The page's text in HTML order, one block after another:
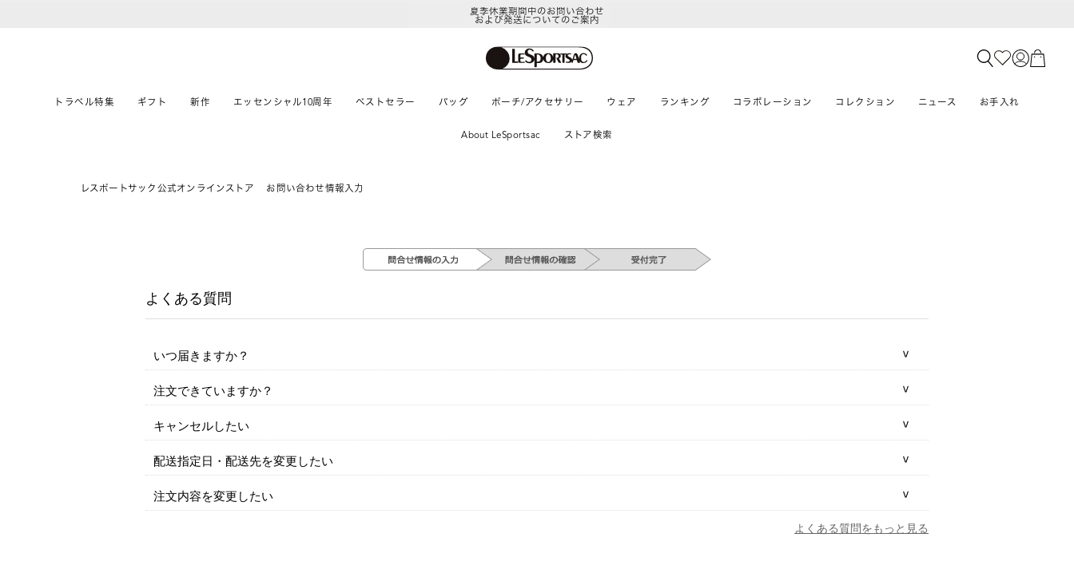
夏季休業期間中のお問い合わせ
および発送についてのご案内
トラベル特集 ギフト 新作 エッセンシャル10周年 ベストセラー バッグ ポーチ/アクセサリー ウェア ランキング コラボレーション コレクション ニュース お手入れ
About LeSportsac ストア検索
レスポートサック公式オンラインストア お問い合わせ情報入力
よくある質問
いつ届きますか？
注文できていますか？
キャンセルしたい
配送指定日・配送先を変更したい
注文内容を変更したい
よくある質問をもっと見る